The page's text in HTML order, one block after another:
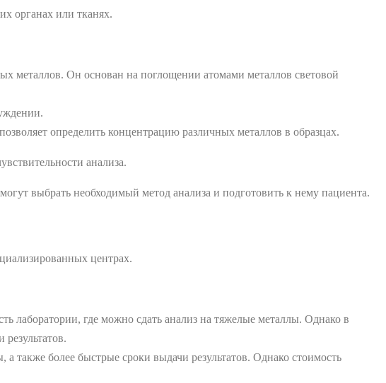
органах или тканях.
металлов. Он основан на поглощении атомами металлов световой
определить концентрацию различных металлов в образцах.
анализа.
выбрать необходимый метод анализа и подготовить к нему пациента.
центрах.
лаборатории, где можно сдать анализ на тяжелые металлы. Однако в
также более быстрые сроки выдачи результатов. Однако стоимость